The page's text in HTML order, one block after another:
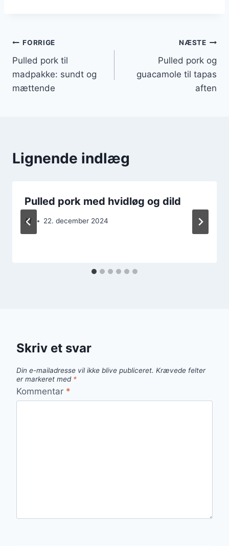
Indlægsnavigation
FORRIGE
Pulled pork til
madpakke: sundt og
mættende
NÆSTE
Pulled pork og
guacamole til tapas
aften
Lignende indlæg
Pulled pork med hvidløg og dild
Af 22. december 2024
Skriv et svar
Din e-mailadresse vil ikke blive publiceret. Krævede felter
er markeret med *
Kommentar *